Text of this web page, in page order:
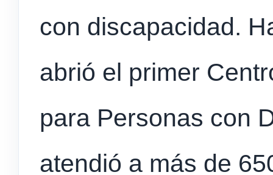
con discapacidad.
abrió el primer
para Personas con
atendió a más de